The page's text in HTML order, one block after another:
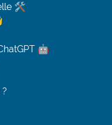
🛠
🤖